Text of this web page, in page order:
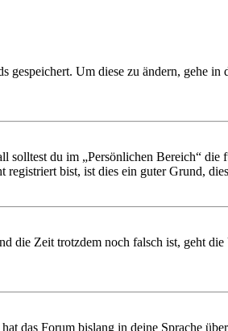
Um diese zu ändern, gehe
du im „Persönlichen Bereich“
bist, ist dies ein guter Grund,
die Zeit trotzdem noch falsch ist, geht
das Forum bislang in deine Sprache